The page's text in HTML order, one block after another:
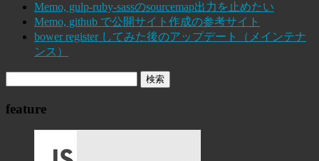
Memo, gulp-ruby-sassのsourcemap出力を止めたい
Memo, github で公開サイト作成の参考サイト
bower register してみた後のアップデート（メインテナ
ンス）
feature